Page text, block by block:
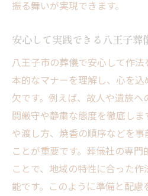
振る舞いが実現できます。
安心して実践できる八王子葬
八王子市の葬儀で安心して作
本的なマナーを理解し、心を
欠です。例えば、故人や遺族
間厳守や静粛な態度を徹底し
や渡し方、焼香の順序などを
ことが重要です。葬儀社の専
ことで、地域の特性に合った
能です。このように準備と配